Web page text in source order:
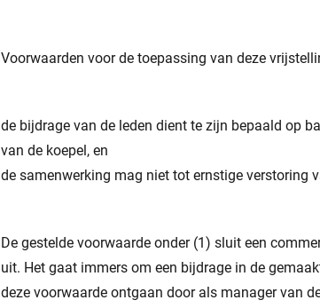
Voorwaarden voor de toepassing van deze
de bijdrage van de leden dient te zijn bepaald op
van de koepel, en
de samenwerking mag niet tot ernstige verstoring
De gestelde voorwaarde onder (1) sluit een
uit. Het gaat immers om een bijdrage in de
deze voorwaarde ontgaan door als manager van